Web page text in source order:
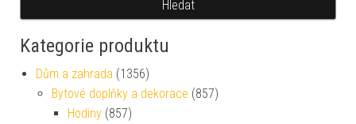
Hledat
Kategorie produktu
Dům a zahrada (1356)
Bytové doplňky a dekorace (857)
Hodiny (857)